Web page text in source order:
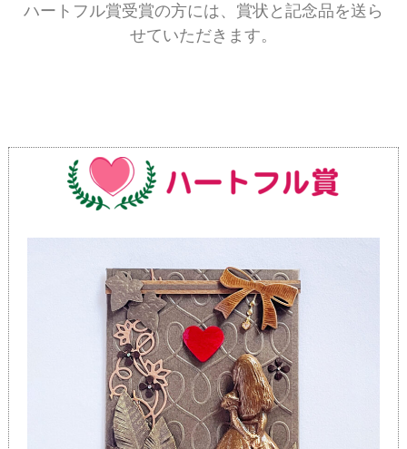
ハートフル賞受賞の方には、賞状と記念品を送ら
せていただきます。